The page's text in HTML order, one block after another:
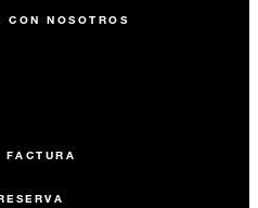
CON NOSOTROS